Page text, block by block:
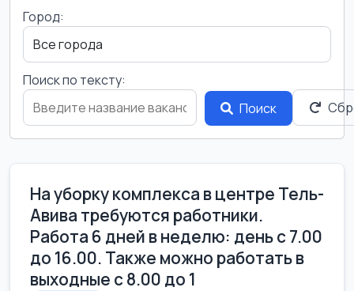
Город:
Поиск по тексту:
Поиск
На уборку комплекса в центре Тель-
Авива требуются работники.
Работа 6 дней в неделю: день с 7.00
до 16.00. Также можно работать в
выходные с 8.00 до 1